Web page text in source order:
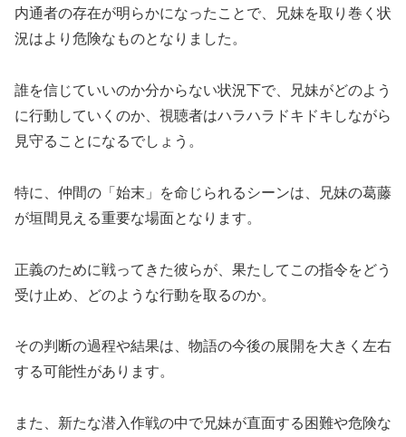
内通者の存在が明らかになったことで、兄妹を取り巻く状
況はより危険なものとなりました。
誰を信じていいのか分からない状況下で、兄妹がどのよう
に行動していくのか、視聴者はハラハラドキドキしながら
見守ることになるでしょう。
特に、仲間の「始末」を命じられるシーンは、兄妹の葛藤
が垣間見える重要な場面となります。
正義のために戦ってきた彼らが、果たしてこの指令をどう
受け止め、どのような行動を取るのか。
その判断の過程や結果は、物語の今後の展開を大きく左右
する可能性があります。
また、新たな潜入作戦の中で兄妹が直面する困難や危険な